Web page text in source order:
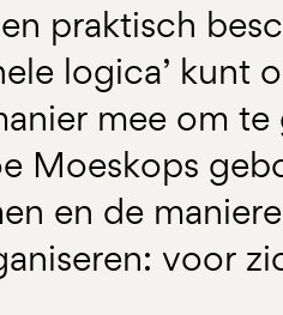
praktisch
logica’ kunt
mee om
Moeskops
en de
voor